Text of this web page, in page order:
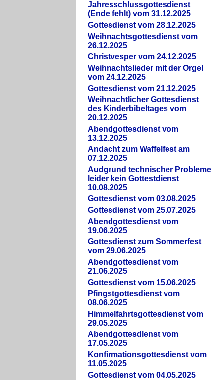
Jahresschlussgottesdienst
(Ende fehlt) vom 31.12.2025
Gottesdienst vom 28.12.2025
Weihnachtsgottesdienst vom
26.12.2025
Christvesper vom 24.12.2025
Weihnachtslieder mit der Orgel
vom 24.12.2025
Gottesdienst vom 21.12.2025
Weihnachtlicher Gottesdienst
des Kinderbibeltages vom
20.12.2025
Abendgottesdienst vom
13.12.2025
Andacht zum Waffelfest am
07.12.2025
Audgrund technischer Probleme
leider kein Gottestdienst
10.08.2025
Gottesdienst vom 03.08.2025
Gottesdienst vom 25.07.2025
Abendgottesdienst vom
19.06.2025
Gottesdienst zum Sommerfest
vom 29.06.2025
Abendgottesdienst vom
21.06.2025
Gottesdienst vom 15.06.2025
Pfingstgottesdienst vom
08.06.2025
Himmelfahrtsgottesdienst vom
29.05.2025
Abendgottesdienst vom
17.05.2025
Konfirmationsgottesdienst vom
11.05.2025
Gottesdienst vom 04.05.2025